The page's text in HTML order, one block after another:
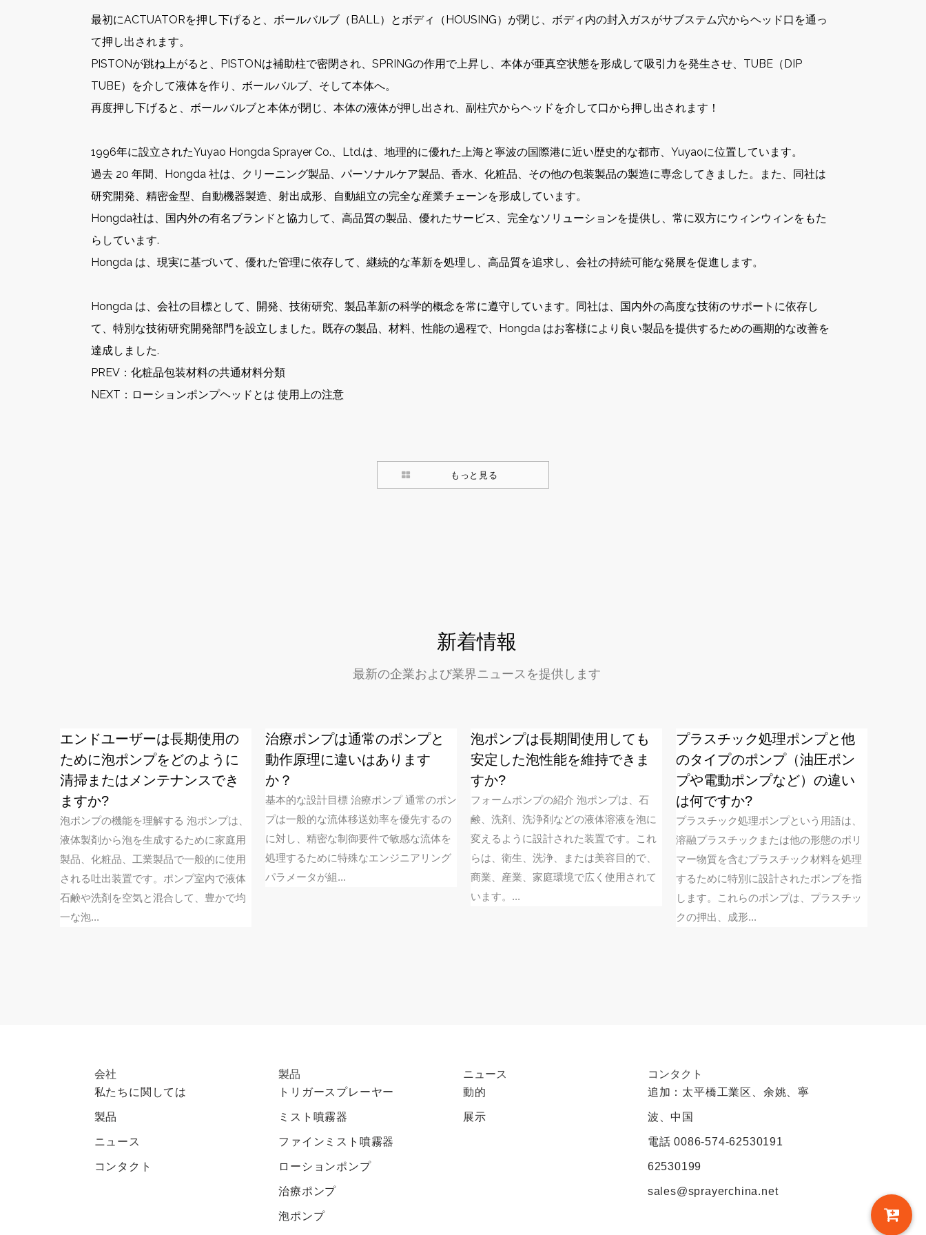
最初にACTUATORを押し下げると、ボールバルブ（BALL）とボディ（HOUSING）が閉じ、ボディ内の封入ガスがサブステム穴からヘッド口を通っ
て押し出されます。
PISTONが跳ね上がると、PISTONは補助柱で密閉され、SPRINGの作用で上昇し、本体が亜真空状態を形成して吸引力を発生させ、TUBE（DIP
TUBE）を介して液体を作り、ボールバルブ、そして本体へ。
再度押し下げると、ボールバルブと本体が閉じ、本体の液体が押し出され、副柱穴からヘッドを介して口から押し出されます！
1996年に設立されたYuyao Hongda Sprayer Co.、Ltd.は、地理的に優れた上海と寧波の国際港に近い歴史的な都市、Yuyaoに位置しています。
過去 20 年間、Hongda 社は、クリーニング製品、パーソナルケア製品、香水、化粧品、その他の包装製品の製造に専念してきました。また、同社は
研究開発、精密金型、自動機器製造、射出成形、自動組立の完全な産業チェーンを形成しています。
Hongda社は、国内外の有名ブランドと協力して、高品質の製品、優れたサービス、完全なソリューションを提供し、常に双方にウィンウィンをもた
らしています.
Hongda は、現実に基づいて、優れた管理に依存して、継続的な革新を処理し、高品質を追求し、会社の持続可能な発展を促進します。
Hongda は、会社の目標として、開発、技術研究、製品革新の科学的概念を常に遵守しています。同社は、国内外の高度な技術のサポートに依存し
て、特別な技術研究開発部門を設立しました。既存の製品、材料、性能の過程で、Hongda はお客様により良い製品を提供するための画期的な改善を
達成しました.
PREV： 化粧品包装材料の共通材料分類
NEXT： ローションポンプヘッドとは 使用上の注意
もっと見る
新着情報
最新の企業および業界ニュースを提供します
エンドユーザーは長期使用の
ために泡ポンプをどのように
清掃またはメンテナンスでき
ますか?
泡ポンプの機能を理解する 泡ポンプは、
液体製剤から泡を生成するために家庭用
製品、化粧品、工業製品で一般的に使用
される吐出装置です。ポンプ室内で液体
石鹸や洗剤を空気と混合して、豊かで均
一な泡...
治療ポンプは通常のポンプと
動作原理に違いはあります
か？
基本的な設計目標 治療ポンプ 通常のポン
プは一般的な流体移送効率を優先するの
に対し、精密な制御要件で敏感な流体を
処理するために特殊なエンジニアリング
パラメータが組...
泡ポンプは長期間使用しても
安定した泡性能を維持できま
すか?
フォームポンプの紹介 泡ポンプは、石
鹸、洗剤、洗浄剤などの液体溶液を泡に
変えるように設計された装置です。これ
らは、衛生、洗浄、または美容目的で、
商業、産業、家庭環境で広く使用されて
います。...
プラスチック処理ポンプと他
のタイプのポンプ（油圧ポン
プや電動ポンプなど）の違い
は何ですか?
プラスチック処理ポンプという用語は、
溶融プラスチックまたは他の形態のポリ
マー物質を含むプラスチック材料を処理
するために特別に設計されたポンプを指
します。これらのポンプは、プラスチッ
クの押出、成形...
会社
私たちに関しては
製品
ニュース
コンタクト
製品
トリガースプレーヤー
ミスト噴霧器
ファインミスト噴霧器
ローションポンプ
治療ポンプ
泡ポンプ
ニュース
動的
展示
コンタクト
追加：太平橋工業区、余姚、寧
波、中国
電話 0086-574-62530191
62530199
sales@sprayerchina.net